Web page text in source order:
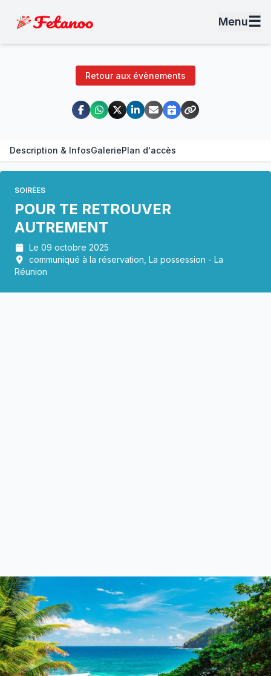
Menu☰
Retour aux évènements
Description & InfosGaleriePlan d'accès
SOIRÉES
POUR TE RETROUVER
AUTREMENT
Le 09 octobre 2025
communiqué à la réservation, La possession - La
Réunion